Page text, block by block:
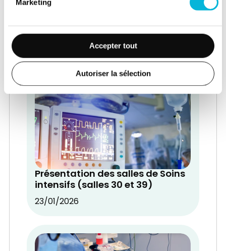
Marketing
Accepter tout
Autoriser la sélection
visite
Présentation des salles de Soins
intensifs (salles 30 et 39)
23/01/2026